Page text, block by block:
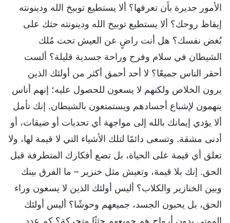
الأمور جديرة بأن تعرفها؟ ألا يستطيع توبيخ الله ودينونته
إيقاظ روحك؟ ألا يستطيع توبيخ الله ودينونته حثك على
بُغض نفسك؟ هل أنت راضٍ عن العيش تحت مُلك
الشيطان في سلام وفرح وراحة جسدية قليلة؟ ألست
أحقر الناس جميعًا؟ لا أحد أحمق أكثر من أولئك الذين
يرون الخلاص ولكنهم لا يسعون للحصول عليه؛ إنهم أناس
ينهمون لإشباع أجسادهم ويستمتعون بالشيطان. إنك تأمل
ألا يؤدي إيمانك بالله إلى مواجهة أي تحديات أو ضيقات، أو
أدنى مشقة. وتسعى دائمًا لتلك الأشياء التي لا قيمة لها، ولا
تعلق أي قيمة على الحياة، بل تضع أفكارك المتطرفة قبل
الحق. إنك بلا قيمة، وتعيش مثل خنزير – ما الفرق بينك
وبين الخنازير والكلاب؟ أليس أولئك الذين لا يسعون وراء
الحق، بل يحبون الجسد، جميعهم وحوشًا؟ أليس أولئك
الموتى بدون أرواح هم جميعهم جثثًا متحركة؟ كم عدد